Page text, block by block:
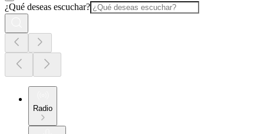
¿Qué deseas escuchar?
Radio